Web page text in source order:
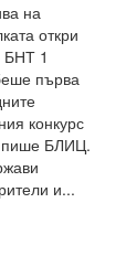
на
откри
БНТ 1
първа
конкурс
пише БЛИЦ.
и...